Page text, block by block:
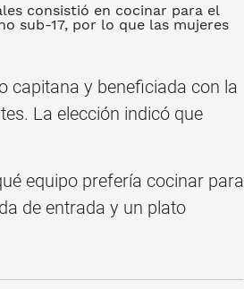
consistió en cocinar para el
sub-17, por lo que las mujeres
capitana y beneficiada con la
La elección indicó que
equipo prefería cocinar para
de entrada y un plato